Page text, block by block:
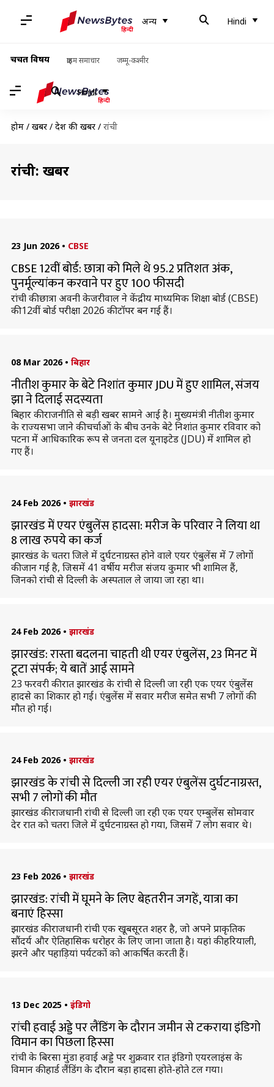
अन्य Hindi
चर्चित विषय क्राइम समाचार जम्मू-कश्मीर
Hindi
होम / खबरें / देश की खबरें / रांची
रांची: खबरें
23 Jun 2026 • CBSE
CBSE 12वीं बोर्ड: छात्रा को मिले थे 95.2 प्रतिशत अंक,
पुनर्मूल्यांकन करवाने पर हुए 100 फीसदी
रांची की छात्रा अवनी केजरीवाल ने केंद्रीय माध्यमिक शिक्षा बोर्ड (CBSE)
की 12वीं बोर्ड परीक्षा 2026 की टॉपर बन गई हैं।
08 Mar 2026 • बिहार
नीतीश कुमार के बेटे निशांत कुमार JDU में हुए शामिल, संजय
झा ने दिलाई सदस्यता
बिहार की राजनीति से बड़ी खबर सामने आई है। मुख्यमंत्री नीतीश कुमार
के राज्यसभा जाने की चर्चाओं के बीच उनके बेटे निशांत कुमार रविवार को
पटना में आधिकारिक रूप से जनता दल यूनाइटेड (JDU) में शामिल हो
गए हैं।
24 Feb 2026 • झारखंड
झारखंड में एयर एंबुलेंस हादसा: मरीज के परिवार ने लिया था
8 लाख रुपये का कर्ज
झारखंड के चतरा जिले में दुर्घटनाग्रस्त होने वाले एयर एंबुलेंस में 7 लोगों
की जान गई है, जिसमें 41 वर्षीय मरीज संजय कुमार भी शामिल हैं,
जिनको रांची से दिल्ली के अस्पताल ले जाया जा रहा था।
24 Feb 2026 • झारखंड
झारखंड: रास्ता बदलना चाहती थी एयर एंबुलेंस, 23 मिनट में
टूटा संपर्क; ये बातें आई सामने
23 फरवरी की रात झारखंड के रांची से दिल्ली जा रही एक एयर एंबुलेंस
हादसे का शिकार हो गई। एंबुलेंस में सवार मरीज समेत सभी 7 लोगों की
मौत हो गई।
24 Feb 2026 • झारखंड
झारखंड के रांची से दिल्ली जा रही एयर एंबुलेंस दुर्घटनाग्रस्त,
सभी 7 लोगों की मौत
झारखंड की राजधानी रांची से दिल्ली जा रही एक एयर एम्बुलेंस सोमवार
देर रात को चतरा जिले में दुर्घटनाग्रस्त हो गया, जिसमें 7 लोग सवार थे।
23 Feb 2026 • झारखंड
झारखंड: रांची में घूमने के लिए बेहतरीन जगहें, यात्रा का
बनाएं हिस्सा
झारखंड की राजधानी रांची एक खूबसूरत शहर है, जो अपने प्राकृतिक
सौंदर्य और ऐतिहासिक धरोहर के लिए जाना जाता है। यहां की हरियाली,
झरने और पहाड़ियां पर्यटकों को आकर्षित करती हैं।
13 Dec 2025 • इंडिगो
रांची हवाई अड्डे पर लैंडिंग के दौरान जमीन से टकराया इंडिगो
विमान का पिछला हिस्सा
रांची के बिरसा मुंडा हवाई अड्डे पर शुक्रवार रात इंडिगो एयरलाइंस के
विमान की हार्ड लैंडिंग के दौरान बड़ा हादसा होते-होते टल गया।